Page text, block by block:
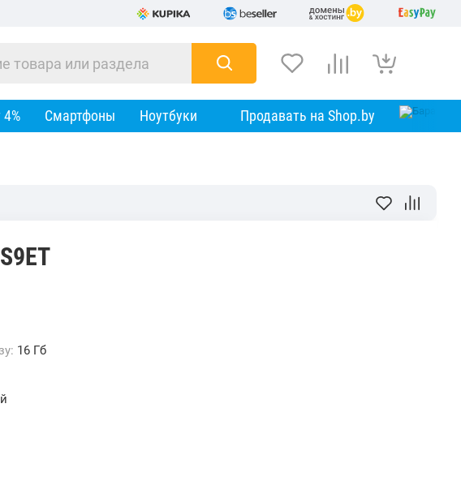
Смартфоны Ноутбуки Продавать на Shop.by
Озу: 16 Гб